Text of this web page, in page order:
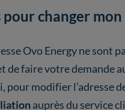
changer mon
Ovo Energy ne sont
de faire votre demande
modifier l’adresse
auprès du service